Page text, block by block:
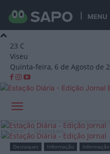
MENU
23 C
Viseu
Quinta-feira, 6 de Agosto de
Início Destaques
Destaques Informação